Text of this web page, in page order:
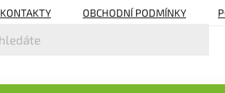
KONTAKTY OBCHODNÍ PODMÍNKY